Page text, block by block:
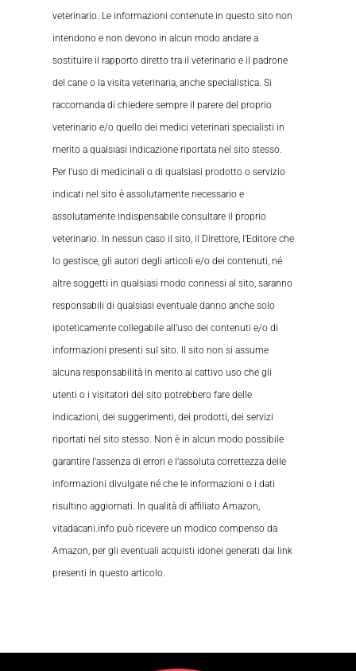
veterinario. Le informazioni contenute in questo sito non
intendono e non devono in alcun modo andare a
sostituire il rapporto diretto tra il veterinario e il padrone
del cane o la visita veterinaria, anche specialistica. Si
raccomanda di chiedere sempre il parere del proprio
veterinario e/o quello dei medici veterinari specialisti in
merito a qualsiasi indicazione riportata nel sito stesso.
Per l’uso di medicinali o di qualsiasi prodotto o servizio
indicati nel sito è assolutamente necessario e
assolutamente indispensabile consultare il proprio
veterinario. In nessun caso il sito, il Direttore, l’Editore che
lo gestisce, gli autori degli articoli e/o dei contenuti, né
altre soggetti in qualsiasi modo connessi al sito, saranno
responsabili di qualsiasi eventuale danno anche solo
ipoteticamente collegabile all’uso dei contenuti e/o di
informazioni presenti sul sito. Il sito non si assume
alcuna responsabilità in merito al cattivo uso che gli
utenti o i visitatori del sito potrebbero fare delle
indicazioni, dei suggerimenti, dei prodotti, dei servizi
riportati nel sito stesso. Non è in alcun modo possibile
garantire l’assenza di errori e l’assoluta correttezza delle
informazioni divulgate né che le informazioni o i dati
risultino aggiornati. In qualità di affiliato Amazon,
vitadacani.info può ricevere un modico compenso da
Amazon, per gli eventuali acquisti idonei generati dai link
presenti in questo articolo.